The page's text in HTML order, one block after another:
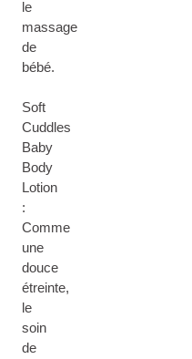
le
massage
de
bébé.
Soft
Cuddles
Baby
Body
Lotion
:
Comme
une
douce
étreinte,
le
soin
de